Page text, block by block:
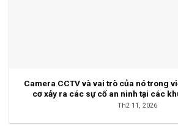
Camera CCTV và vai trò của nó trong
cơ xảy ra các sự cố an ninh tại các
Th2 11, 2026